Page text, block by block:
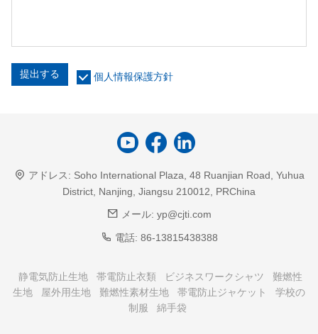
提出する 個人情報保護方針
アドレス: Soho International Plaza, 48 Ruanjian Road, Yuhua
District, Nanjing, Jiangsu 210012, PRChina
メール: yp@cjti.com
電話: 86-13815438388
静電気防止生地 帯電防止衣類 ビジネスワークシャツ
難燃性
生地
屋外用生地 難燃性素材生地 帯電防止ジャケット
学校の
制服
綿手袋